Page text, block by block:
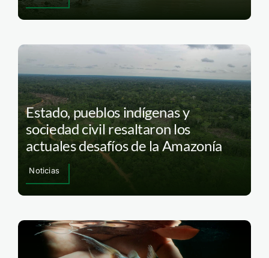
Estado, pueblos indígenas y
sociedad civil resaltaron los
actuales desafíos de la Amazonía
Noticias